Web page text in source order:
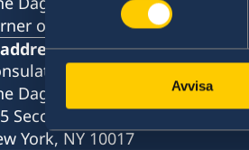
Avvisa
of 47th Street)
General of Sweden
Dag Hammarskjöld Plaza
Second Avenue, 40th floor
York, NY 10017